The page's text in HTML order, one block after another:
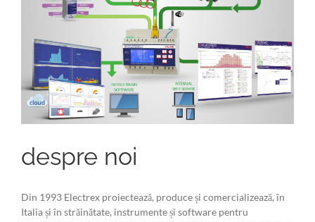
despre noi
Din 1993 Electrex proiectează, produce și comercializează, în
Italia și în străinătate, instrumente și software pentru